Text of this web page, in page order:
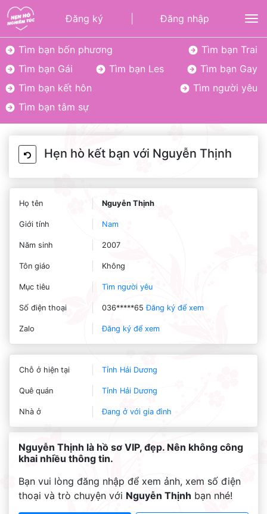
Đăng ký Đăng nhập
Tìm bạn bốn phương
Tìm bạn Trai
Tìm bạn Gái
Tìm bạn Les
Tìm bạn Gay
Tìm bạn kết hôn
Tìm người yêu
Tìm bạn tâm sự
Hẹn hò kết bạn với Nguyễn Thịnh
Họ tên Nguyễn Thịnh
Giới tính Nam
Năm sinh 2007
Tôn giáo Không
Mục tiêu Tìm người yêu
Số điện thoại 036*****65Đăng ký để xem
Zalo Đăng ký để xem
Chỗ ở hiện tại Tỉnh Hải Dương
Quê quán Tỉnh Hải Dương
Nhà ở Đang ở với gia đình
Nguyễn Thịnh là hồ sơ VIP, đẹp. Nên không công
khai nhiều thông tin.
Bạn vui lòng đăng nhập để xem ảnh, xem số điện
thoại và trò chuyện với Nguyễn Thịnh bạn nhé!